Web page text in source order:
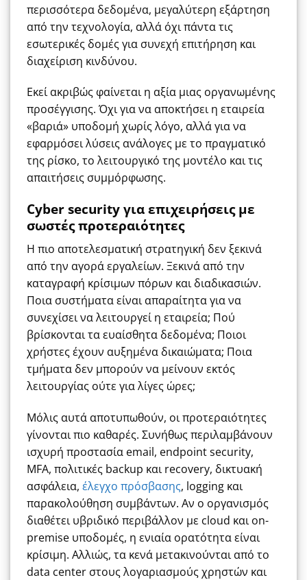
περισσότερα δεδομένα, μεγαλύτερη εξάρτηση
από την τεχνολογία, αλλά όχι πάντα τις
εσωτερικές δομές για συνεχή επιτήρηση και
διαχείριση κινδύνου.
Εκεί ακριβώς φαίνεται η αξία μιας οργανωμένης
προσέγγισης. Όχι για να αποκτήσει η εταιρεία
«βαριά» υποδομή χωρίς λόγο, αλλά για να
εφαρμόσει λύσεις ανάλογες με το πραγματικό
της ρίσκο, το λειτουργικό της μοντέλο και τις
απαιτήσεις συμμόρφωσης.
Cyber security για επιχειρήσεις με
σωστές προτεραιότητες
Η πιο αποτελεσματική στρατηγική δεν ξεκινά
από την αγορά εργαλείων. Ξεκινά από την
καταγραφή κρίσιμων πόρων και διαδικασιών.
Ποια συστήματα είναι απαραίτητα για να
συνεχίσει να λειτουργεί η εταιρεία; Πού
βρίσκονται τα ευαίσθητα δεδομένα; Ποιοι
χρήστες έχουν αυξημένα δικαιώματα; Ποια
τμήματα δεν μπορούν να μείνουν εκτός
λειτουργίας ούτε για λίγες ώρες;
Μόλις αυτά αποτυπωθούν, οι προτεραιότητες
γίνονται πιο καθαρές. Συνήθως περιλαμβάνουν
ισχυρή προστασία email, endpoint security,
MFA, πολιτικές backup και recovery, δικτυακή
ασφάλεια, έλεγχο πρόσβασης, logging και
παρακολούθηση συμβάντων. Αν ο οργανισμός
διαθέτει υβριδικό περιβάλλον με cloud και on-
premise υποδομές, η ενιαία ορατότητα είναι
κρίσιμη. Αλλιώς, τα κενά μετακινούνται από το
data center στους λογαριασμούς χρηστών και